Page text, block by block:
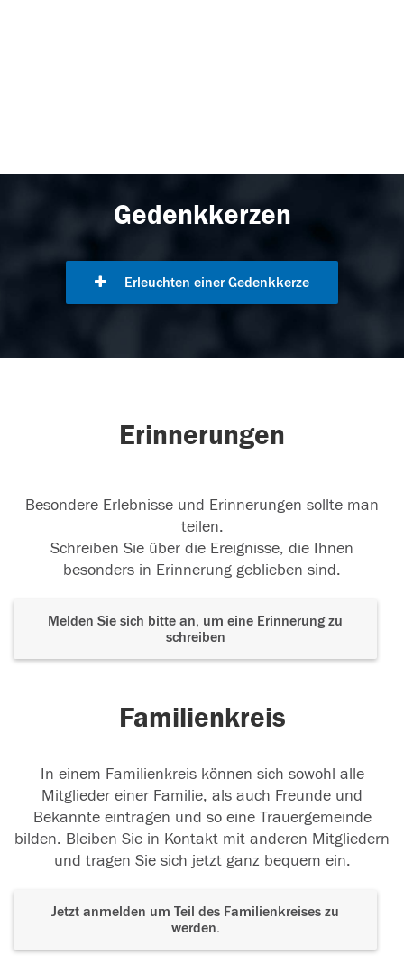
Gedenkkerzen
Erleuchten einer Gedenkkerze
Erinnerungen
Besondere Erlebnisse und Erinnerungen sollte man
teilen.
Schreiben Sie über die Ereignisse, die Ihnen
besonders in Erinnerung geblieben sind.
Melden Sie sich bitte an, um eine Erinnerung zu
schreiben
Familienkreis
In einem Familienkreis können sich sowohl alle
Mitglieder einer Familie, als auch Freunde und
Bekannte eintragen und so eine Trauergemeinde
bilden. Bleiben Sie in Kontakt mit anderen Mitgliedern
und tragen Sie sich jetzt ganz bequem ein.
Jetzt anmelden um Teil des Familienkreises zu
werden.